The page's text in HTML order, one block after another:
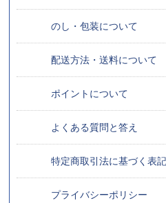
のし・包装について
配送方法・送料について
ポイントについて
よくある質問と答え
特定商取引法に基づく表記
プライバシーポリシー